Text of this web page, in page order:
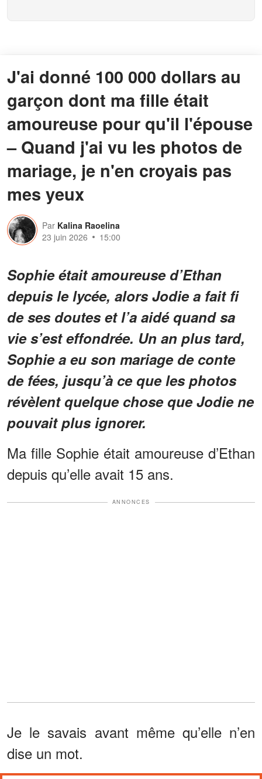
J'ai donné 100 000 dollars au
garçon dont ma fille était
amoureuse pour qu'il l'épouse
– Quand j'ai vu les photos de
mariage, je n'en croyais pas
mes yeux
Par Kalina Raoelina
23 juin 2026
15:00
Sophie était amoureuse d’Ethan
depuis le lycée, alors Jodie a fait fi
de ses doutes et l’a aidé quand sa
vie s’est effondrée. Un an plus tard,
Sophie a eu son mariage de conte
de fées, jusqu’à ce que les photos
révèlent quelque chose que Jodie ne
pouvait plus ignorer.
Ma fille Sophie était amoureuse d’Ethan
depuis qu’elle avait 15 ans.
ANNONCES
Je le savais avant même qu’elle n’en
dise un mot.